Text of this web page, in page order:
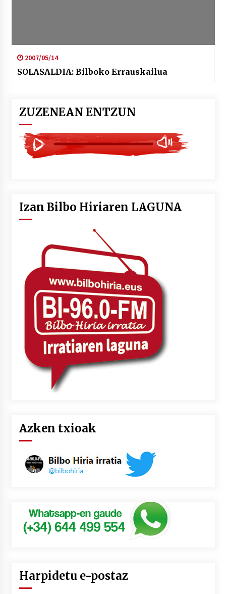
2007/05/14
SOLASALDIA: Bilboko Errauskailua
ZUZENEAN ENTZUN
Izan Bilbo Hiriaren LAGUNA
Azken txioak
Harpidetu e-postaz